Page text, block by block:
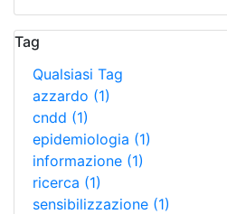
Tag
Qualsiasi Tag
azzardo (1)
cndd (1)
epidemiologia (1)
informazione (1)
ricerca (1)
sensibilizzazione (1)